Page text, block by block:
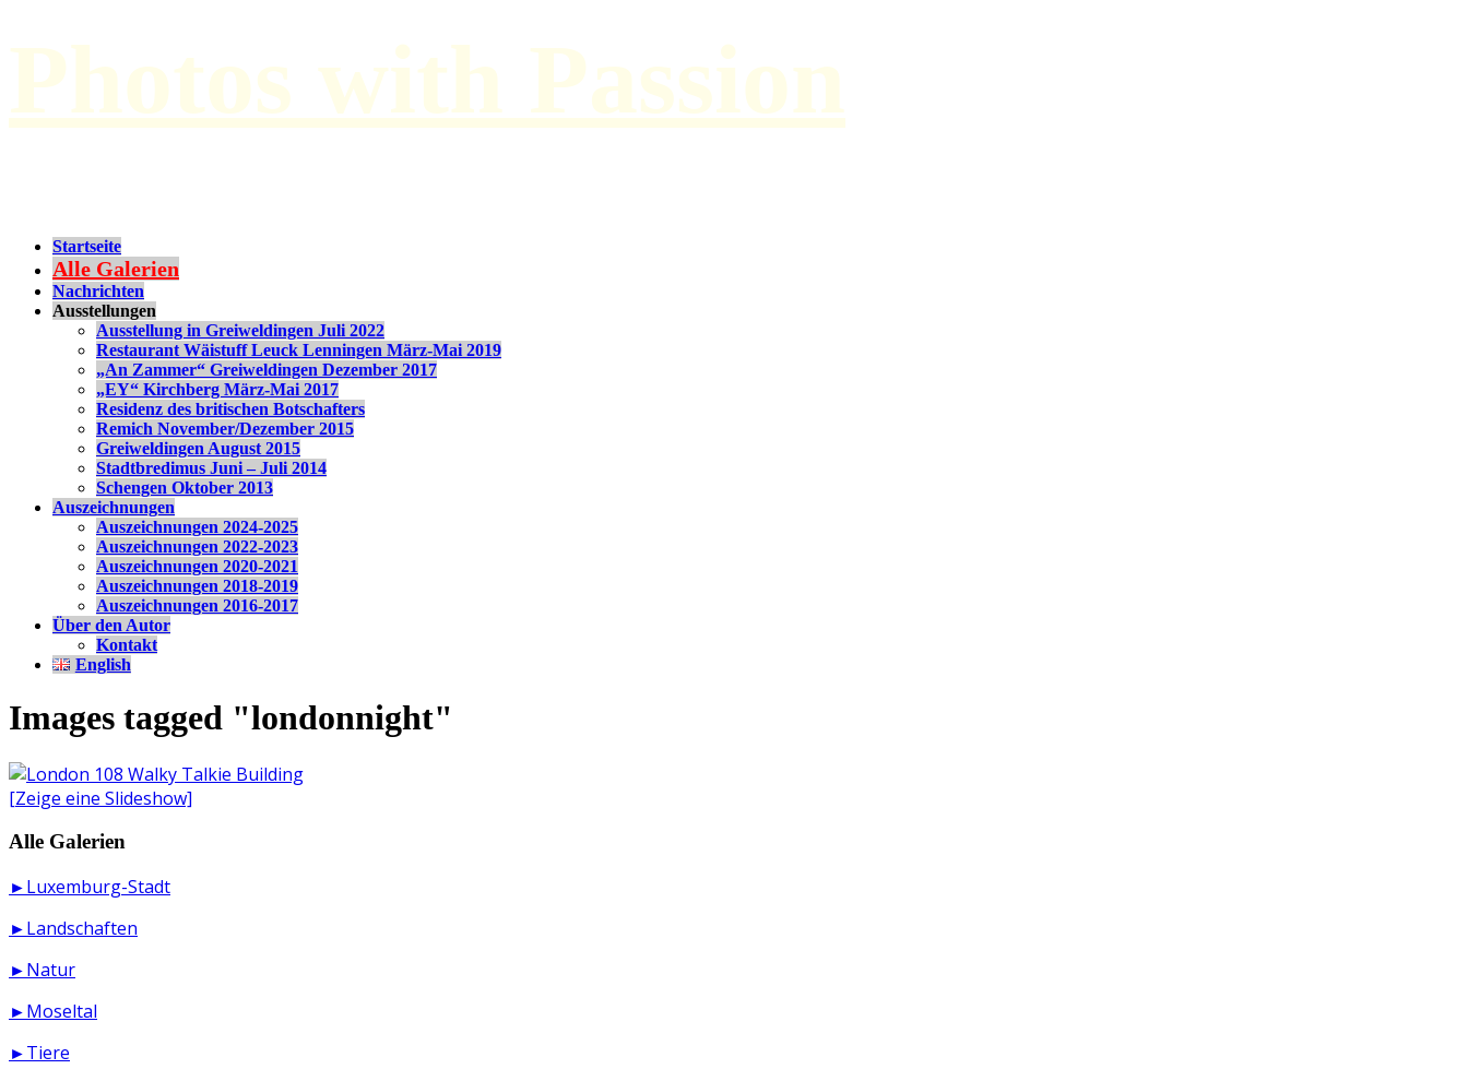
Photos with Passion
Startseite
Alle Galerien
Nachrichten
Ausstellungen
Ausstellung in Greiweldingen Juli 2022
Restaurant Wäistuff Leuck Lenningen März-Mai 2019
„An Zammer“ Greiweldingen Dezember 2017
„EY“ Kirchberg März-Mai 2017
Residenz des britischen Botschafters
Remich November/Dezember 2015
Greiweldingen August 2015
Stadtbredimus Juni – Juli 2014
Schengen Oktober 2013
Auszeichnungen
Auszeichnungen 2024-2025
Auszeichnungen 2022-2023
Auszeichnungen 2020-2021
Auszeichnungen 2018-2019
Auszeichnungen 2016-2017
Über den Autor
Kontakt
English
Images tagged "londonnight"
[Zeige eine Slideshow]
Alle Galerien
►Luxemburg-Stadt
►Landschaften
►Natur
►Moseltal
►Tiere